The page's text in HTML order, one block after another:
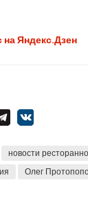
на Яндекс.Дзен
новости
Олег